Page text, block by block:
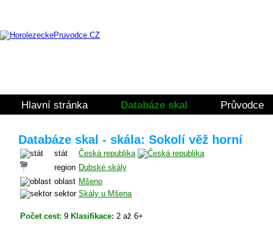
Hlavní stránka Databáze skal Průvodce
Databáze skal - skála: Sokolí věž horní
stát
Česká republika
region Dubské skály
oblast Mšeno
sektor Skály u Mšena
Počet cest: 9 Klasifikace: 2 až 6+